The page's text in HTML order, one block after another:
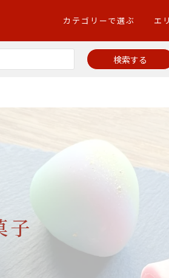
カテゴリーで選ぶ エ
子